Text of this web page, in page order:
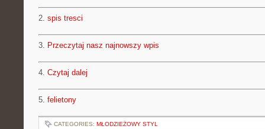
2. spis tresci
3. Przeczytaj nasz najnowszy wpis
4. Czytaj dalej
5. felietony
CATEGORIES: MŁODZIEŻOWY STYL